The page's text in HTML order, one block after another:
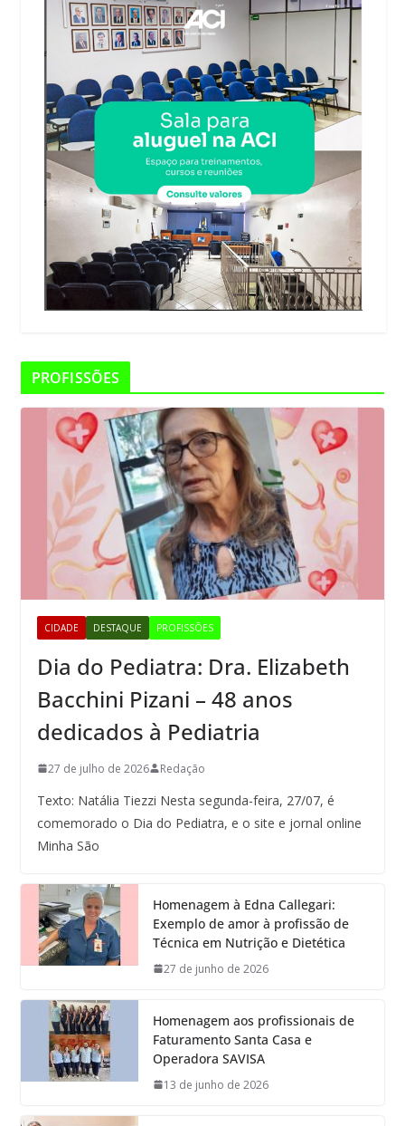
PROFISSÕES
CIDADE DESTAQUE PROFISSÕES
Dia do Pediatra: Dra. Elizabeth
Bacchini Pizani – 48 anos
dedicados à Pediatria
27 de julho de 2026 Redação
Texto: Natália Tiezzi Nesta segunda-feira, 27/07, é
comemorado o Dia do Pediatra, e o site e jornal online
Minha São
Homenagem à Edna Callegari:
Exemplo de amor à profissão de
Técnica em Nutrição e Dietética
27 de junho de 2026
Homenagem aos profissionais de
Faturamento Santa Casa e
Operadora SAVISA
13 de junho de 2026